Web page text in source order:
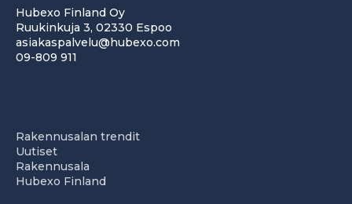
Hubexo Finland Oy
Ruukinkuja 3, 02330 Espoo
asiakaspalvelu@hubexo.com
09-809 911
Rakennusalan trendit
Uutiset
Rakennusala
Hubexo Finland